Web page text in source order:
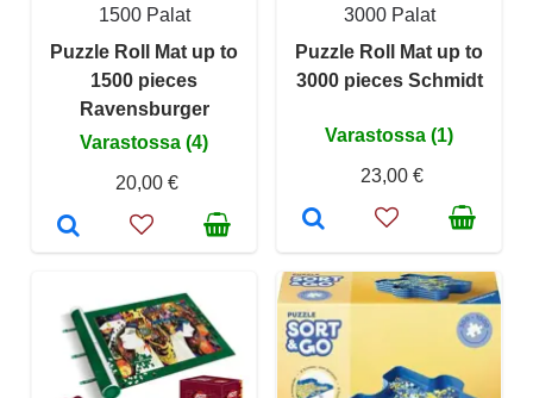
1500 Palat
Puzzle Roll Mat up to
1500 pieces
Ravensburger
Varastossa (4)
20,00 €
3000 Palat
Puzzle Roll Mat up to
3000 pieces Schmidt
Varastossa (1)
23,00 €